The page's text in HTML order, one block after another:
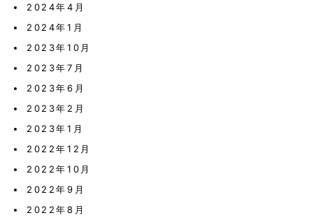
2024年4月
2024年1月
2023年10月
2023年7月
2023年6月
2023年2月
2023年1月
2022年12月
2022年10月
2022年9月
2022年8月